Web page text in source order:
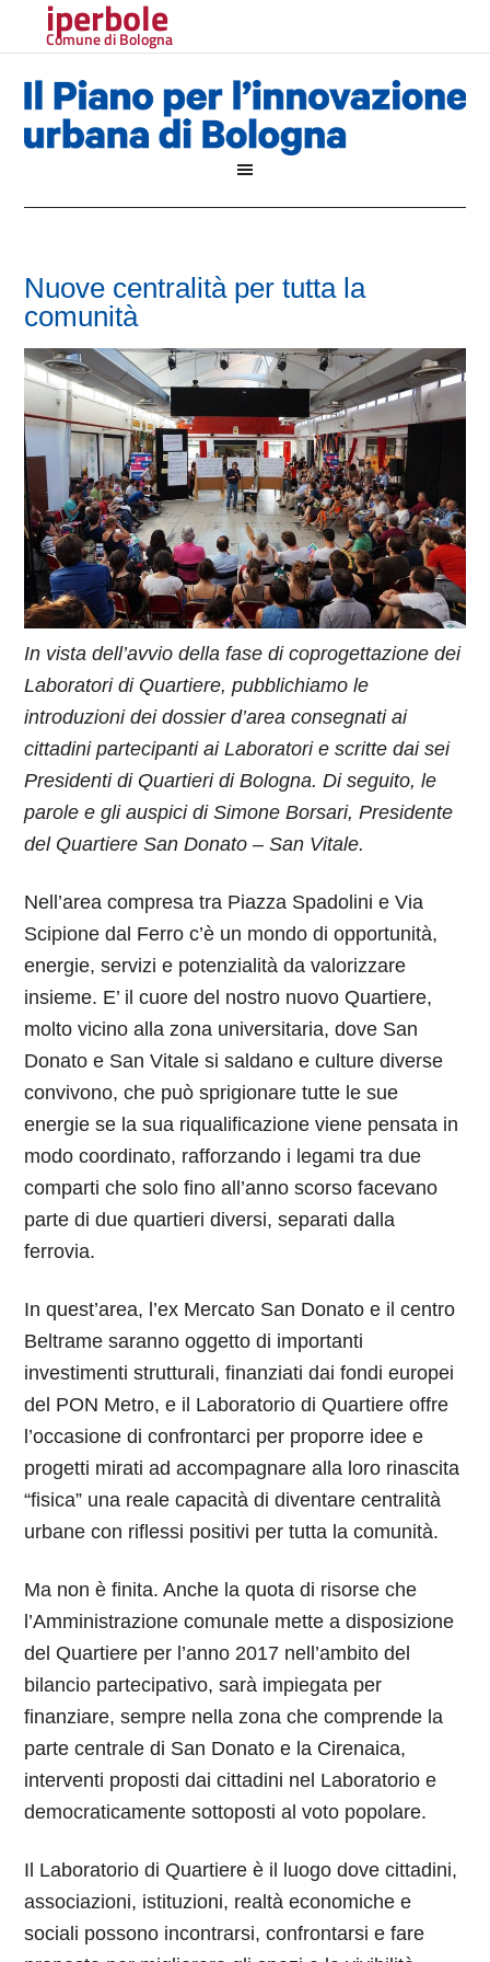
iperbole
Comune di Bologna
Nuove centralità per tutta la
comunità
In vista dell’avvio della fase di coprogettazione dei
Laboratori di Quartiere, pubblichiamo le
introduzioni dei dossier d’area consegnati ai
cittadini partecipanti ai Laboratori e scritte dai sei
Presidenti di Quartieri di Bologna. Di seguito, le
parole e gli auspici di Simone Borsari, Presidente
del Quartiere San Donato – San Vitale.
Nell’area compresa tra Piazza Spadolini e Via
Scipione dal Ferro c’è un mondo di opportunità,
energie, servizi e potenzialità da valorizzare
insieme. E’ il cuore del nostro nuovo Quartiere,
molto vicino alla zona universitaria, dove San
Donato e San Vitale si saldano e culture diverse
convivono, che può sprigionare tutte le sue
energie se la sua riqualificazione viene pensata in
modo coordinato, rafforzando i legami tra due
comparti che solo fino all’anno scorso facevano
parte di due quartieri diversi, separati dalla
ferrovia.
In quest’area, l’ex Mercato San Donato e il centro
Beltrame saranno oggetto di importanti
investimenti strutturali, finanziati dai fondi europei
del PON Metro, e il Laboratorio di Quartiere offre
l’occasione di confrontarci per proporre idee e
progetti mirati ad accompagnare alla loro rinascita
“fisica” una reale capacità di diventare centralità
urbane con riflessi positivi per tutta la comunità.
Ma non è finita. Anche la quota di risorse che
l’Amministrazione comunale mette a disposizione
del Quartiere per l’anno 2017 nell’ambito del
bilancio partecipativo, sarà impiegata per
finanziare, sempre nella zona che comprende la
parte centrale di San Donato e la Cirenaica,
interventi proposti dai cittadini nel Laboratorio e
democraticamente sottoposti al voto popolare.
Il Laboratorio di Quartiere è il luogo dove cittadini,
associazioni, istituzioni, realtà economiche e
sociali possono incontrarsi, confrontarsi e fare